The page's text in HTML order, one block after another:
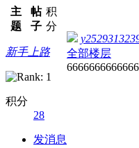
主
题
帖
子
积
分
新手上路
积分
28
发消息
全部楼层